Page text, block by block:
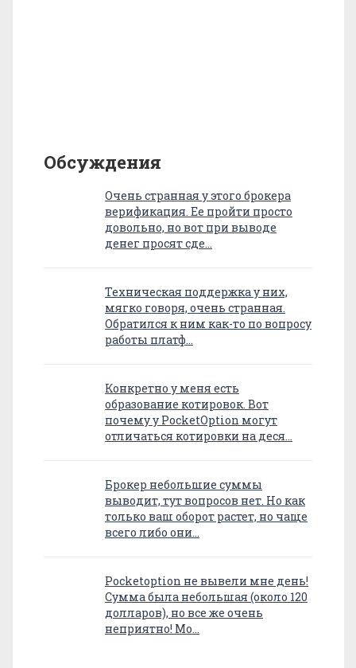
Обсуждения
Очень странная у этого брокера
верификация. Ее пройти просто
довольно, но вот при выводе
денег просят сде…
Техническая поддержка у них,
мягко говоря, очень странная.
Обратился к ним как-то по вопросу
работы платф…
Конкретно у меня есть
образование котировок. Вот
почему у PocketOption могут
отличаться котировки на деся…
Брокер небольшие суммы
выводит, тут вопросов нет. Но как
только ваш оборот растет, но чаще
всего либо они…
Pocketoption не вывели мне день!
Сумма была небольшая (около 120
долларов), но все же очень
неприятно! Мо…